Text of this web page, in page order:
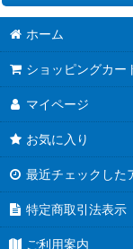
運動会用品
学校、幼稚園、保育
ベビー用品、玩具、雑
特別支援
クリスマスイルミネ
ホーム
ショッピングカー
マイページ
お気に入り
最近チェックした
特定商取引法表示
ご利用案内